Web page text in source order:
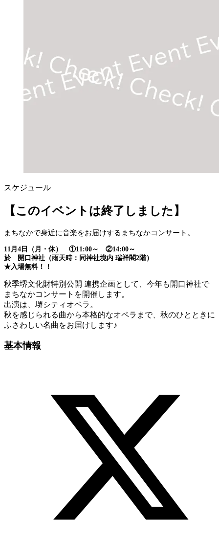
スケジュール
【このイベントは終了しました】
まちなかで身近に音楽をお届けするまちなかコンサート。
11月4日（月・休） ①11:00～ ②14:00～
於 開口神社（雨天時：同神社境内 瑞祥閣2階）
★入場無料！！
秋季堺文化財特別公開 連携企画として、今年も開口神社で
まちなかコンサートを開催します。
出演は、堺シティオペラ。
秋を感じられる曲から本格的なオペラまで、秋のひとときに
ふさわしい名曲をお届けします♪
基本情報